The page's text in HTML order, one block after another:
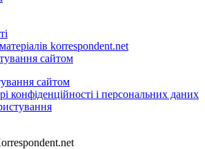
korrespondent.net
сайтом
сайтом
конфіденційності і персональних даних